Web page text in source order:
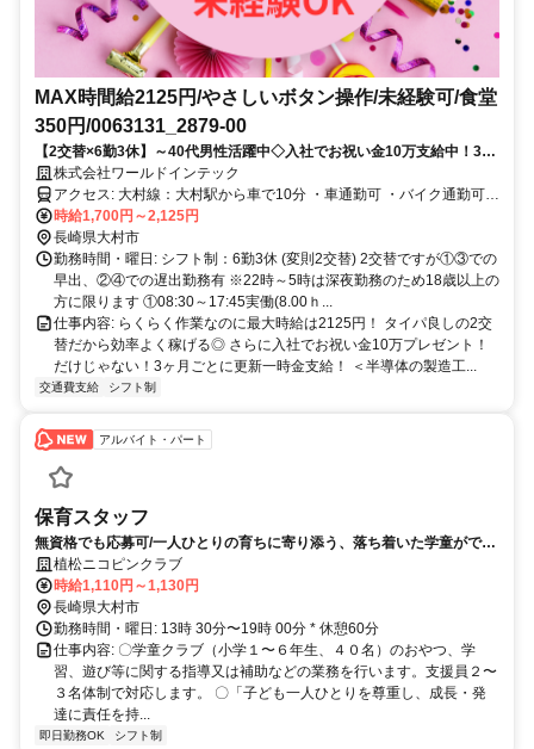
MAX時間給2125円/やさしいボタン操作/未経験可/食堂
350円/0063131_2879-00
【2交替×6勤3休】～40代男性活躍中◇入社でお祝い金10万支給中！3ヶ
月毎にミニボーナスも支給！寮費無料＆水道光熱費無料の神案件('Д')
株式会社ワールドインテック
アクセス: 大村線：大村駅から車で10分 ・車通勤可 ・バイク通勤可
・交通費規定支給
時給1,700円～2,125円
長崎県大村市
勤務時間・曜日: シフト制：6勤3休 (変則2交替) 2交替ですが①③での
早出、②④での遅出勤務有 ※22時～5時は深夜勤務のため18歳以上の
方に限ります ①08:30～17:45実働(8.00ｈ...
仕事内容: らくらく作業なのに最大時給は2125円！ タイパ良しの2交
替だから効率よく稼げる◎ さらに入社でお祝い金10万プレゼント！
だけじゃない！3ヶ月ごとに更新一時金支給！ ＜半導体の製造工...
交通費支給 シフト制
アルバイト・パート
保育スタッフ
無資格でも応募可/一人ひとりの育ちに寄り添う、落ち着いた学童ができ
ます。
植松ニコピンクラブ
時給1,110円～1,130円
長崎県大村市
勤務時間・曜日: 13時 30分〜19時 00分 * 休憩60分
仕事内容: 〇学童クラブ（小学１〜６年生、４０名）のおやつ、学
習、遊び等に関する指導又は補助などの業務を行います。支援員２〜
３名体制で対応します。 〇「子ども一人ひとりを尊重し、成長・発
達に責任を持...
即日勤務OK シフト制